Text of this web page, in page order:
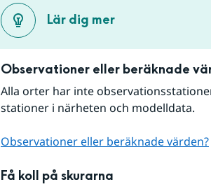
Lär dig mer
Observationer eller beräknade
Alla orter har inte
stationer i närheten och modelldata.
Observationer eller beräknade värden?
Få koll på skurarna